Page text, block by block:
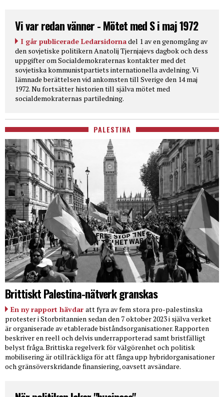
Vi var redan vänner - Mötet med S i maj 1972
I går publicerade Ledarsidornadel 1 av en genomgång av
den sovjetiske politikern Anatolij Tjernjajevs dagbok och dess
uppgifter om Socialdemokraternas kontakter med det
sovjetiska kommunistpartiets internationella avdelning. Vi
lämnade berättelsen vid ankomsten till Sverige den 14 maj
1972. Nu fortsätter historien till själva mötet med
socialdemokraternas partiledning.
PALESTINA
Brittiskt Palestina-nätverk granskas
En ny rapport hävdar att fyra av fem stora pro-palestinska
protester i Storbritannien sedan den 7 oktober 2023 i själva verket
är organiserade av etablerade biståndsorganisationer. Rapporten
beskriver en reell och delvis underrapporterad samt bristfälligt
belyst fråga. Brittiska regelverk för välgörenhet och politisk
mobilisering är otillräckliga för att fånga upp hybridorganisationer
och gränsöverskridande finansiering, oavsett avsändare.